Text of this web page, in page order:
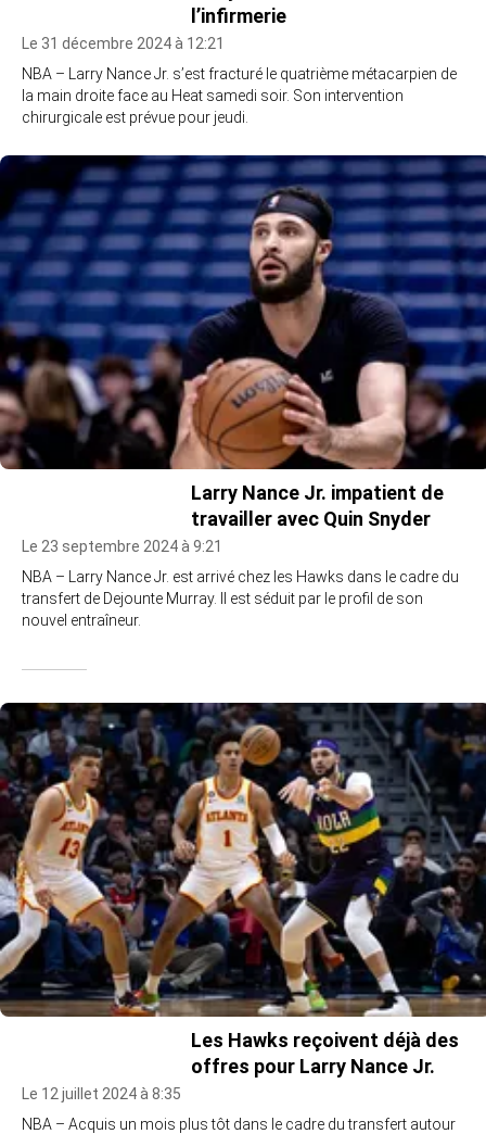
l’infirmerie
Le 31 décembre 2024 à 12:21
NBA – Larry Nance Jr. s’est fracturé le quatrième métacarpien de
la main droite face au Heat samedi soir. Son intervention
chirurgicale est prévue pour jeudi.
Larry Nance Jr. impatient de
travailler avec Quin Snyder
Le 23 septembre 2024 à 9:21
NBA – Larry Nance Jr. est arrivé chez les Hawks dans le cadre du
transfert de Dejounte Murray. Il est séduit par le profil de son
nouvel entraîneur.
Les Hawks reçoivent déjà des
offres pour Larry Nance Jr.
Le 12 juillet 2024 à 8:35
NBA – Acquis un mois plus tôt dans le cadre du transfert autour